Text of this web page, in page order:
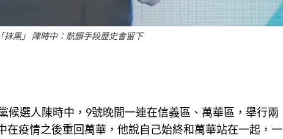
抹黑」 陳時中：骯髒手段歷史會留下
候選人陳時中，9號晚間一連在信義區、萬華區，舉行兩
在疫情之後重回萬華，他說自己始終和萬華站在一起，一